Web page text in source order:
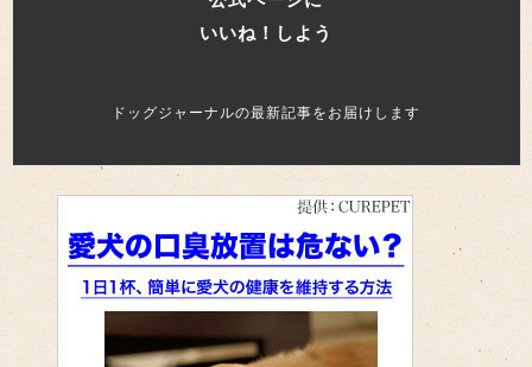
いいね！しよう
ドッグジャーナルの最新記事をお届けします